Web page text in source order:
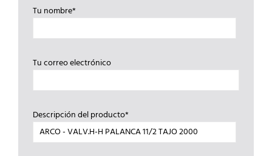
Tu nombre*
Tu correo electrónico
Descripción del producto*